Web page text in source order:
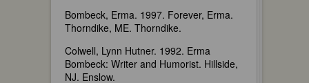
Bombeck, Erma. 1997. Forever, Erma.
Thorndike, ME. Thorndike.
Colwell, Lynn Hutner. 1992. Erma
Bombeck: Writer and Humorist. Hillside,
NJ. Enslow.